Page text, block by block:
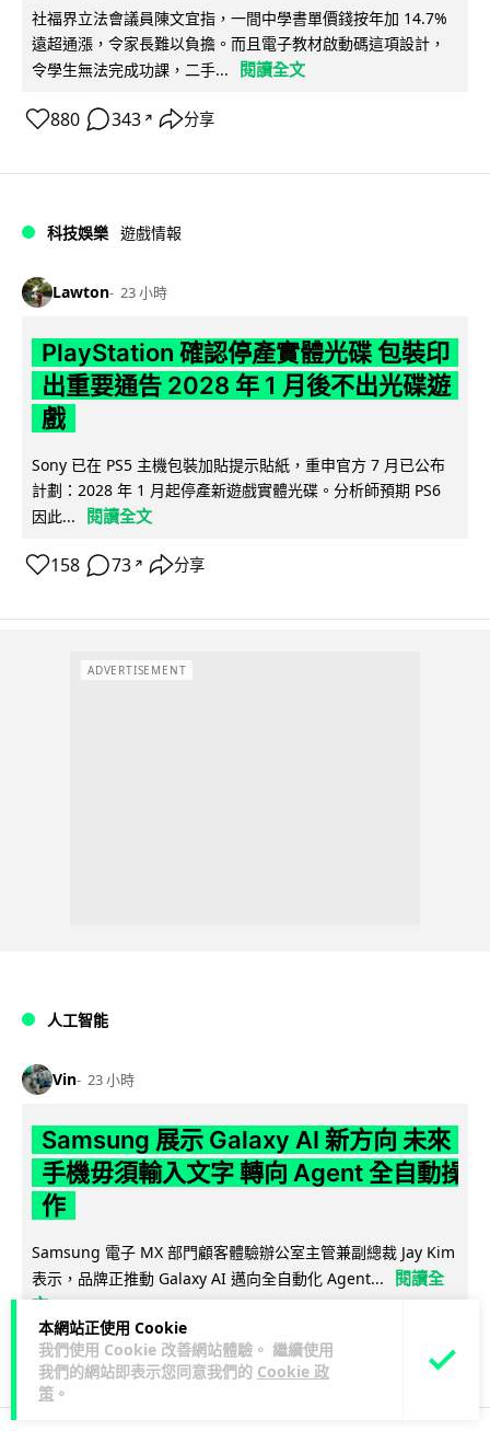
本網站正使用 Cookie
我們使用 Cookie 改善網站體驗。 繼續使用
我們的網站即表示您同意我們的 Cookie 政
策 。
社福界立法會議員陳文宜指，一間中學書單價錢按年加 14.7%
遠超通漲，令家長難以負擔。而且電子教材啟動碼這項設計，
令學生無法完成功課，二手...
閱讀全文
880 343 ↗ 分享
科技娛樂 遊戲情報
Lawton 23 小時
PlayStation 確認停產實體光碟 包裝印
出重要通告 2028 年 1 月後不出光碟遊
戲
Sony 已在 PS5 主機包裝加貼提示貼紙，重申官方 7 月已公布
計劃：2028 年 1 月起停產新遊戲實體光碟。分析師預期 PS6
因此...
閱讀全文
158 73 ↗ 分享
ADVERTISEMENT
人工智能
Vin 23 小時
Samsung 展示 Galaxy AI 新方向 未來
手機毋須輸入文字 轉向 Agent 全自動操
作
Samsung 電子 MX 部門顧客體驗辦公室主管兼副總裁 Jay Kim
表示，品牌正推動 Galaxy AI 邁向全自動化 Agent...
閱讀全
文
26 4 ↗ 分享